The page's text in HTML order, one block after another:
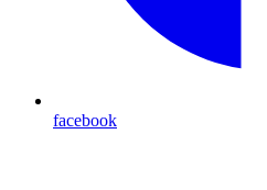
facebook